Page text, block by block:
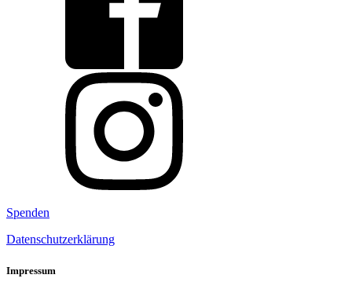
Spenden
Datenschutzerklärung
Impressum